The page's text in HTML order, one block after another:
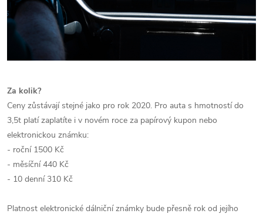
Za kolik?
Ceny zůstávají stejné jako pro rok 2020. Pro auta s hmotností do
3,5t platí zaplatíte i v novém roce za papírový kupon nebo
elektronickou známku:
- roční 1500 Kč
- měsíční 440 Kč
- 10 denní 310 Kč
Platnost elektronické dálniční známky bude přesně rok od jejího